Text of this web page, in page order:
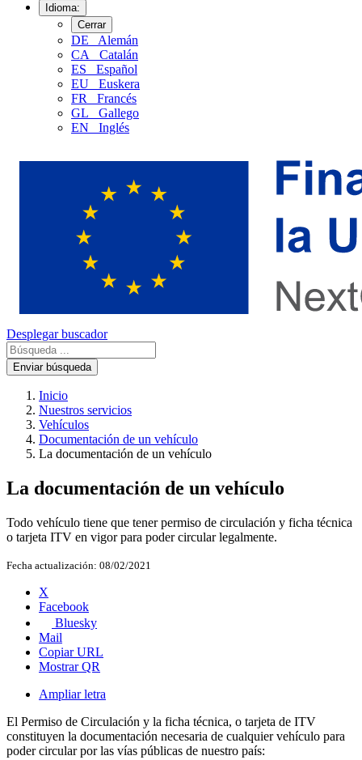
Idioma:
Cerrar
DE
Alemán
CA
Catalán
ES
Español
EU
Euskera
FR
Francés
GL
Gallego
EN
Inglés
Desplegar buscador
Enviar búsqueda
Inicio
Nuestros servicios
Vehículos
Documentación de un vehículo
La documentación de un vehículo
La documentación de un vehículo
Todo vehículo tiene que tener permiso de circulación y ficha técnica
o tarjeta ITV en vigor para poder circular legalmente.
Fecha actualización: 08/02/2021
X
Facebook
Bluesky
Mail
Copiar URL
Mostrar QR
Ampliar letra
El Permiso de Circulación y la ficha técnica, o tarjeta de ITV
constituyen la documentación necesaria de cualquier vehículo para
poder circular por las vías públicas de nuestro país: